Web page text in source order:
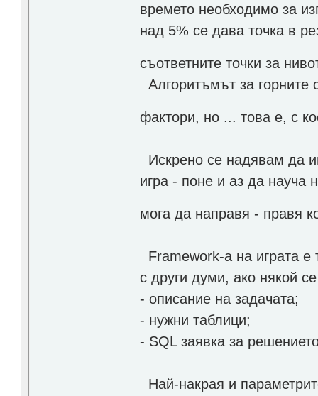
времето необходимо за
над 5% се дава точка в
съответните точки за
Алгоритъмът за горните
фактори, но ... това е, с
Искрено се надявам да
игра - поне и аз да науча
мога да направя - правя
Framework-a на играта е
с други думи, ако някой
- описание на задачата;
- нужни таблици;
- SQL заявка за
Най-накрая и